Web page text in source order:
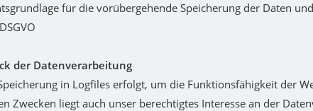
für die vorübergehende Speicherung der Daten
der Datenverarbeitung
in Logfiles erfolgt, um die Funktionsfähigkeit der
Zwecken liegt auch unser berechtigtes Interesse an der